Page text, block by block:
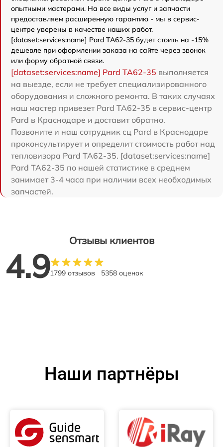
опытными мастерами. На все виды услуг и запчасти
предоставляем расширенную гарантию - мы в сервис-
центре уверены в качестве наших работ.
[dataset:services:name] Pard TA62-35 будет стоить на -15%
дешевле при оформлении заказа на сайте через звонок
или форму обратной связи.
[dataset:services:name] Pard TA62-35 выполняется
на выезде, если не требует специализированного
оборудования и сложного ремонта. В таких случаях
наш мастер привезет Pard TA62-35 в сервис-центр
Pard в Краснодаре и доставит обратно.
Позвоните и наш сотрудник сц Pard в Краснодаре
проконсультирует и определит стоимость работ над
тепловизора Pard TA62-35. [dataset:services:name]
Pard TA62-35 по нашей статистике в среднем
занимает 3-4 часа при наличии всех необходимых
запчастей.
Отзывы клиентов
4.91799 отзывов 5358 оценок
Наши партнёры